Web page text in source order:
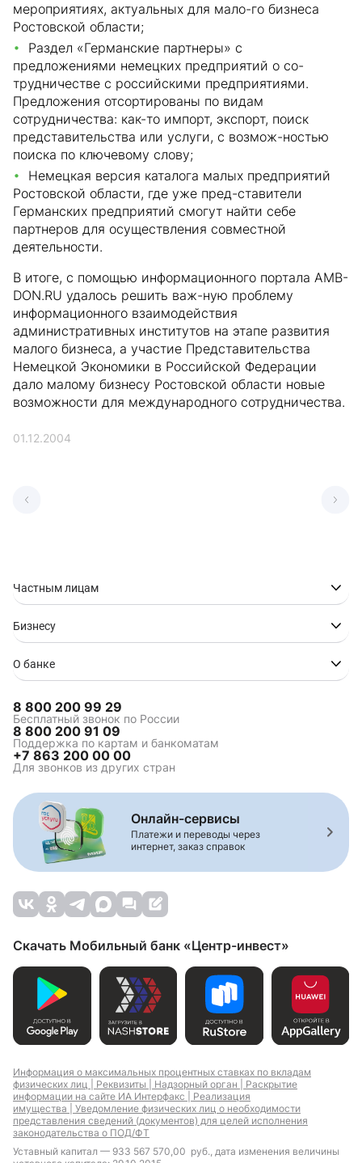
мероприятиях, актуальных для мало-го бизнеса
Ростовской области;
Раздел «Германские партнеры» с
предложениями немецких предприятий о со-
трудничестве с российскими предприятиями.
Предложения отсортированы по видам
сотрудничества: как-то импорт, экспорт, поиск
представительства или услуги, с возмож-ностью
поиска по ключевому слову;
Немецкая версия каталога малых предприятий
Ростовской области, где уже пред-ставители
Германских предприятий смогут найти себе
партнеров для осуществления совместной
деятельности.
В итоге, с помощью информационного портала AMB-
DON.RU удалось решить важ-ную проблему
информационного взаимодействия
административных институтов на этапе развития
малого бизнеса, а участие Представительства
Немецкой Экономики в Российской Федерации
дало малому бизнесу Ростовской области новые
возможности для международного сотрудничества.
01.12.2004
Частным лицам
Бизнесу
О банке
8 800 200 99 29
Бесплатный звонок по России
8 800 200 91 09
Поддержка по картам и банкоматам
+7 863 200 00 00
Для звонков из других стран
Онлайн-сервисы
Платежи и переводы через
интернет, заказ справок
Скачать Мобильный банк «Центр-инвест»
Информация о максимальных процентных ставках по вкладам
физических лиц | Реквизиты | Надзорный орган | Раскрытие
информации на сайте ИА Интерфакс | Реализация
имущества | Уведомление физических лиц о необходимости
представления сведений (документов) для целей исполнения
законодательства о ПОД/ФТ
Уставный капитал — 933 567 570,00 руб., дата изменения величины